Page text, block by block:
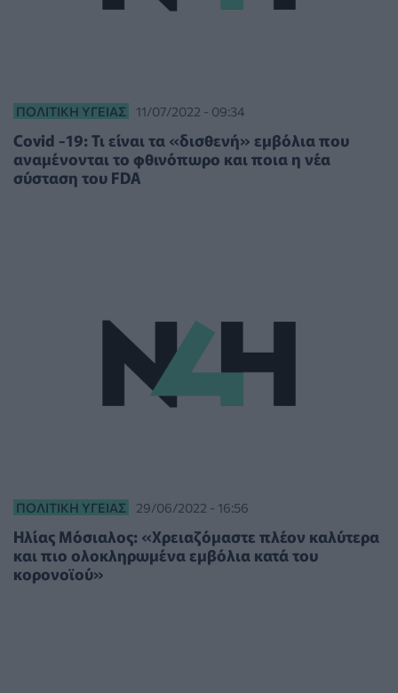
ΠΟΛΙΤΙΚΉ ΥΓΕΊΑΣ 11/07/2022 - 09:34
Covid -19: Τι είναι τα «δισθενή» εμβόλια που
αναμένονται το φθινόπωρο και ποια η νέα
σύσταση του FDA
ΠΟΛΙΤΙΚΉ ΥΓΕΊΑΣ 29/06/2022 - 16:56
Ηλίας Μόσιαλος: «Χρειαζόμαστε πλέον καλύτερα
και πιο ολοκληρωμένα εμβόλια κατά του
κορονοϊού»